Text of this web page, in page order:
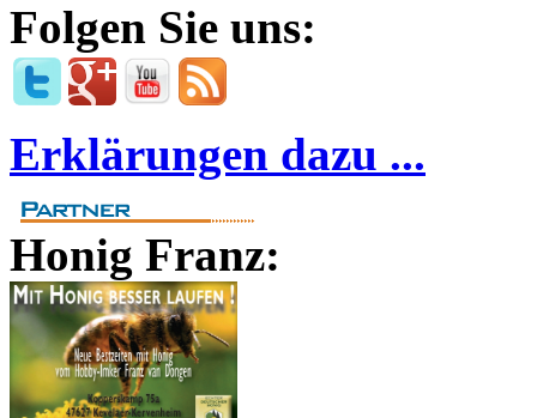
Folgen Sie uns:
Erklärungen dazu ...
Honig Franz: